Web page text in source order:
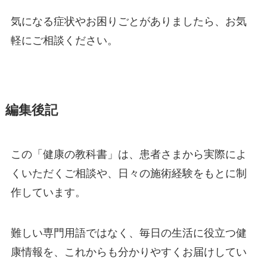
気になる症状やお困りごとがありましたら、お気
軽にご相談ください。
編集後記
この「健康の教科書」は、患者さまから実際によ
くいただくご相談や、日々の施術経験をもとに制
作しています。
難しい専門用語ではなく、毎日の生活に役立つ健
康情報を、これからも分かりやすくお届けしてい